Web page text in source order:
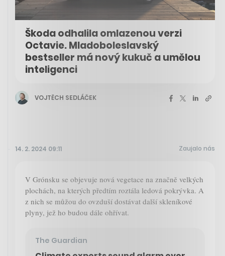
Škoda odhalila omlazenou verzi
Octavie. Mladoboleslavský
bestseller má nový kukuč a umělou
inteligenci
VOJTĚCH SEDLÁČEK
14. 2. 2024 09:11 Zaujalo nás
V Grónsku se objevuje nová vegetace na značně velkých
plochách, na kterých předtím roztála ledová pokrývka. A
z nich se můžou do ovzduší dostávat další skleníkové
plyny, jež ho budou dále ohřívat.
The Guardian